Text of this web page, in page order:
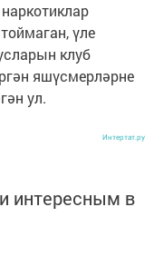
үле
клуб
яшүсмерләрне
ул.
Интертат.ру
интересным в